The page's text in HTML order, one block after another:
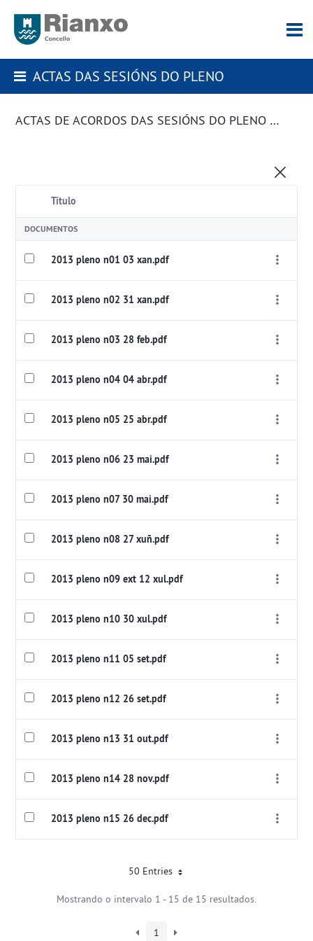
ACTAS DAS SESIÓNS DO PLENO
ACTAS DE ACORDOS DAS SESIÓNS DO PLENO DA CORPORACIÓN
Título
DOCUMENTOS
2013 pleno n01 03 xan.pdf
2013 pleno n02 31 xan.pdf
2013 pleno n03 28 feb.pdf
2013 pleno n04 04 abr.pdf
2013 pleno n05 25 abr.pdf
2013 pleno n06 23 mai.pdf
2013 pleno n07 30 mai.pdf
2013 pleno n08 27 xuñ.pdf
2013 pleno n09 ext 12 xul.pdf
2013 pleno n10 30 xul.pdf
2013 pleno n11 05 set.pdf
2013 pleno n12 26 set.pdf
2013 pleno n13 31 out.pdf
2013 pleno n14 28 nov.pdf
2013 pleno n15 26 dec.pdf
50 Entries
Mostrando o intervalo 1 - 15 de 15 resultados.
1